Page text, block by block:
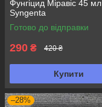
Фунгіцид Міравіс 45 мл
Syngenta
Готово до відправки
290 ₴ 420 ₴
Купити
–28%